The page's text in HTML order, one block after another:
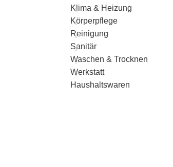
Klima & Heizung
Körperpflege
Reinigung
Sanitär
Waschen & Trocknen
Werkstatt
Haushaltswaren